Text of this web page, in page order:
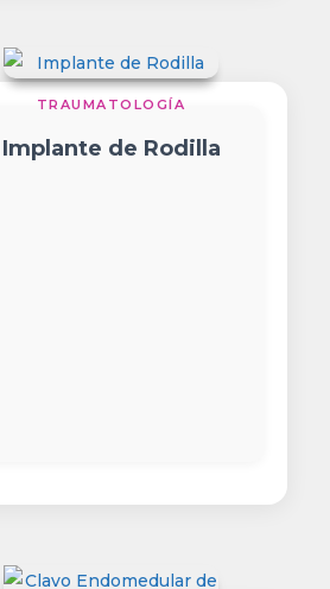
TRAUMATOLOGÍA
Implante de Rodilla